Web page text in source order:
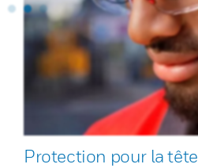
Protection pour la